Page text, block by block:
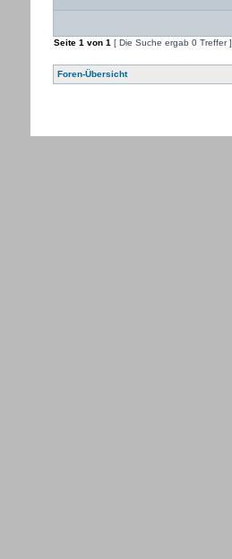
Seite 1 von 1 [ Die Suche ergab 0 Treffer ]
Foren-Übersicht